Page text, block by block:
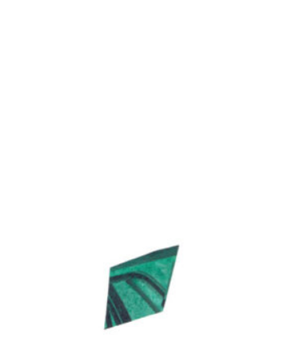
et s’amuser ensemble.
• Apprendre à improviser